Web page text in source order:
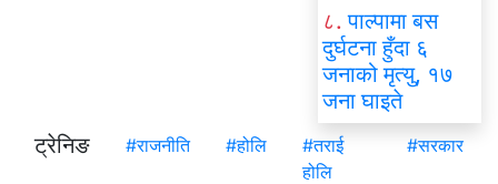
८. पाल्पामा बस
दुर्घटना हुँदा ६
जनाको मृत्यु, १७
जना घाइते
ट्रेनिङ
#राजनीति #होलि
#तराई
होलि
#सरकार